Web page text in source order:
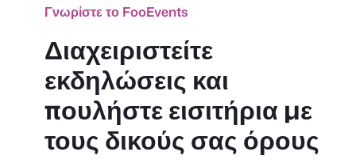
Γνωρίστε το FooEvents
Διαχειριστείτε
εκδηλώσεις και
πουλήστε εισιτήρια με
τους δικούς σας όρους